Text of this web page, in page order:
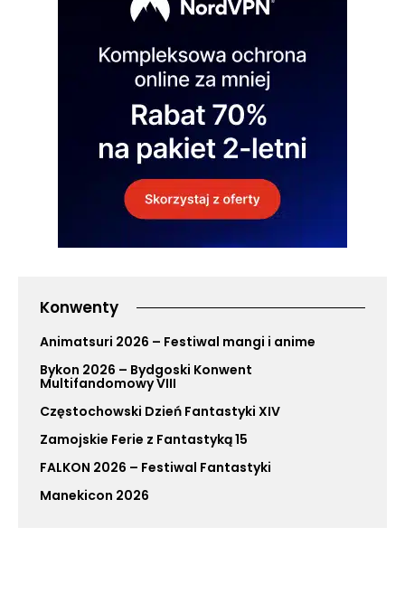
Konwenty
Animatsuri 2026 – Festiwal mangi i anime
Bykon 2026 – Bydgoski Konwent
Multifandomowy VIII
Częstochowski Dzień Fantastyki XIV
Zamojskie Ferie z Fantastyką 15
FALKON 2026 – Festiwal Fantastyki
Manekicon 2026